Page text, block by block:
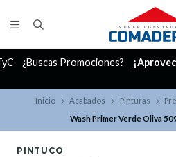
¿Buscas Promociones?
Inicio Acabados Pinturas
Wash Primer Verde Oliva
PINTUCO